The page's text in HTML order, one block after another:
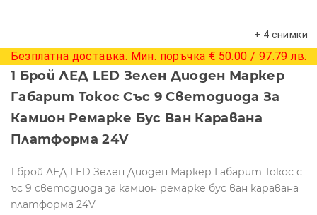
+ 4 снимки
Безплатна доставка. Мин. поръчка € 50.00 / 97.79 лв.
1 Брой ЛЕД LED Зелен Диоден Маркер
Габарит Токос Със 9 Светодиода За
Камион Ремарке Бус Ван Каравана
Платформа 24V
1 брой ЛЕД LED Зелен Диоден Маркер Габарит Токос с
ъс 9 светодиода за камион ремарке бус ван каравана
платформа 24V